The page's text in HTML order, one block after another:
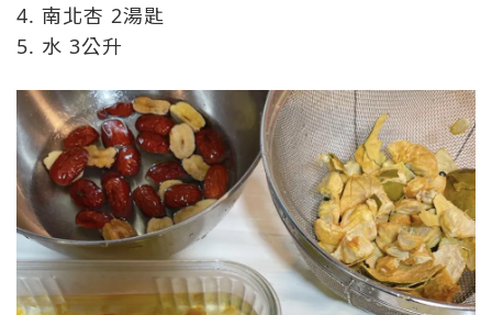
4. 南北杏 2湯匙
5. 水 3公升